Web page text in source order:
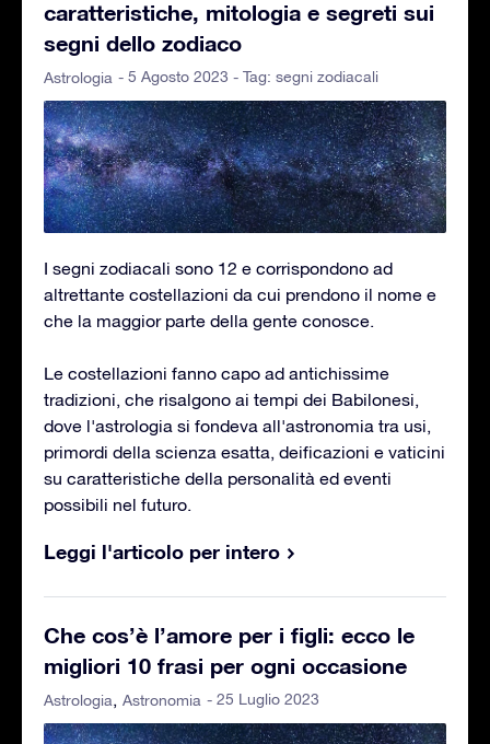
caratteristiche, mitologia e segreti sui
segni dello zodiaco
Astrologia - 5 Agosto 2023 - Tag: segni zodiacali
I segni zodiacali sono 12 e corrispondono ad
altrettante costellazioni da cui prendono il nome e
che la maggior parte della gente conosce.
Le costellazioni fanno capo ad antichissime
tradizioni, che risalgono ai tempi dei Babilonesi,
dove l'astrologia si fondeva all'astronomia tra usi,
primordi della scienza esatta, deificazioni e vaticini
su caratteristiche della personalità ed eventi
possibili nel futuro.
Leggi l'articolo per intero
Che cos’è l’amore per i figli: ecco le
migliori 10 frasi per ogni occasione
Astrologia Astronomia - 25 Luglio 2023